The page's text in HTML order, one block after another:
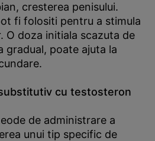
cresterea penisului.
fi folositi pentru a stimula
O doza initiala scazuta de
poate ajuta la
cu testosteron
de administrare a
unui tip specific de